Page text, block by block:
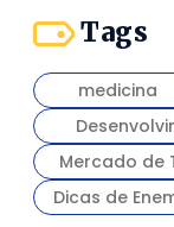
Tags
medicina
Mercado de
Dicas de